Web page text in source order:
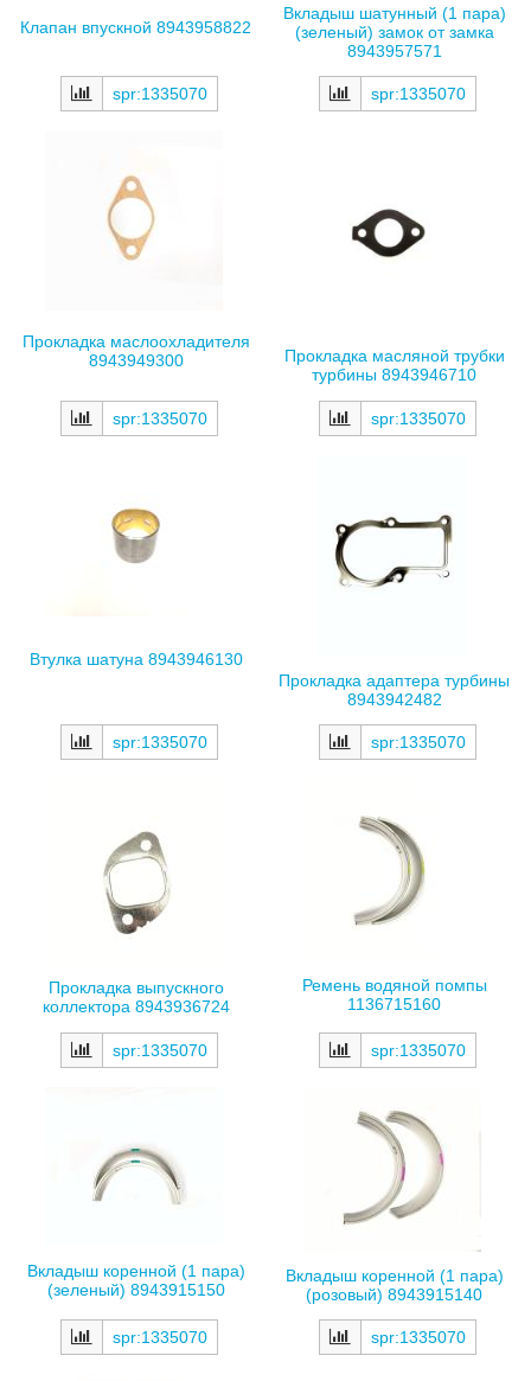
Клапан впускной 8943958822
spr:1335070
Вкладыш шатунный (1 пара)
(зеленый) замок от замка
8943957571
spr:1335070
Прокладка маслоохладителя
8943949300
spr:1335070
Прокладка масляной трубки
турбины 8943946710
spr:1335070
Втулка шатуна 8943946130
spr:1335070
Прокладка адаптера турбины
8943942482
spr:1335070
Прокладка выпускного
коллектора 8943936724
spr:1335070
Ремень водяной помпы
1136715160
spr:1335070
Вкладыш коренной (1 пара)
(зеленый) 8943915150
spr:1335070
Вкладыш коренной (1 пара)
(розовый) 8943915140
spr:1335070